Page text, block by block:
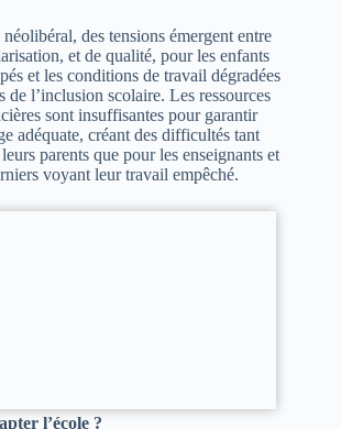
des tensions émergent entre
et de qualité, pour les enfants
et les conditions de travail dégradées
de l’inclusion scolaire. Les ressources
sont insuffisantes pour garantir
adéquate, créant des difficultés tant
parents que pour les enseignants et
voyant leur travail empêché.
l’école ?